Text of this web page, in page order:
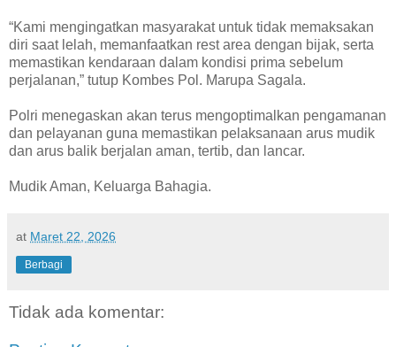
“Kami mengingatkan masyarakat untuk tidak memaksakan
diri saat lelah, memanfaatkan rest area dengan bijak, serta
memastikan kendaraan dalam kondisi prima sebelum
perjalanan,” tutup Kombes Pol. Marupa Sagala.
Polri menegaskan akan terus mengoptimalkan pengamanan
dan pelayanan guna memastikan pelaksanaan arus mudik
dan arus balik berjalan aman, tertib, dan lancar.
Mudik Aman, Keluarga Bahagia.
at Maret 22, 2026
Berbagi
Tidak ada komentar: